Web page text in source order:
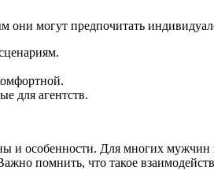
они могут предпочитать
для агентств.
и особенности. Для многих
помнить, что такое